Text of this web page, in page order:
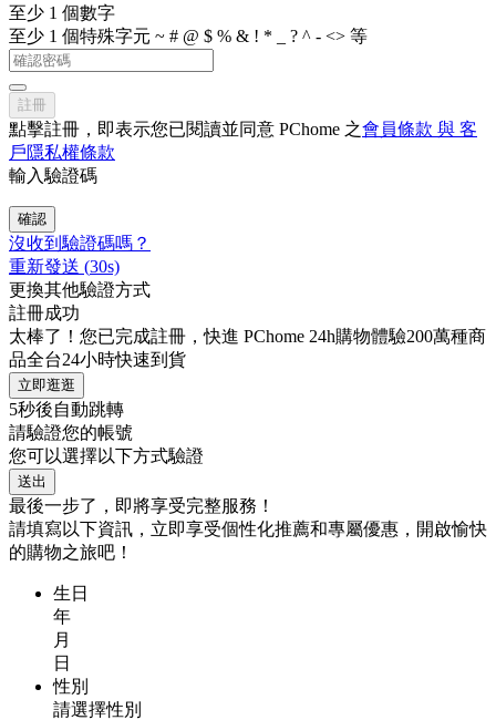
至少 1 個數字
至少 1 個特殊字元 ~ # @ $ % & ! * _ ? ^ - <> 等
註冊
點擊註冊，即表示您已閱讀並同意 PChome 之會員條款 與 客
戶隱私權條款
輸入驗證碼
確認
沒收到驗證碼嗎？
重新發送 (30s)
更換其他驗證方式
註冊成功
太棒了！您已完成註冊，快進 PChome 24h購物體驗200萬種商
品全台24小時快速到貨
立即逛逛
5秒後自動跳轉
請驗證您的帳號
您可以選擇以下方式驗證
送出
最後一步了，即將享受完整服務！
請填寫以下資訊，立即享受個性化推薦和專屬優惠，開啟愉快
的購物之旅吧！
生日
年
月
日
性別
請選擇性別